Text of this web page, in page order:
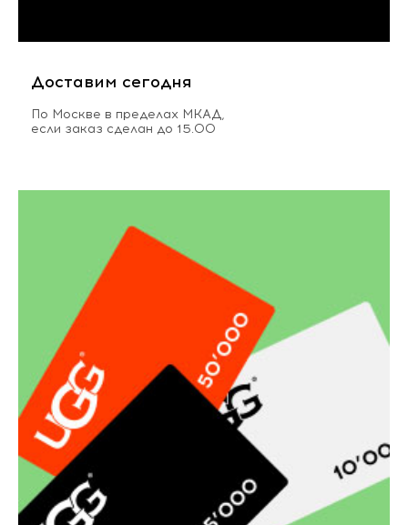
Доставим сегодня
По Москве в пределах МКАД,
если заказ сделан до 15.00